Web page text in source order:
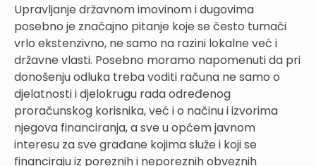
Upravljanje državnom imovinom i dugovima
posebno je značajno pitanje koje se često tumači
vrlo ekstenzivno, ne samo na razini lokalne već i
državne vlasti. Posebno moramo napomenuti da pri
donošenju odluka treba voditi računa ne samo o
djelatnosti i djelokrugu rada određenog
proračunskog korisnika, već i o načinu i izvorima
njegova financiranja, a sve u općem javnom
interesu za sve građane kojima služe i koji se
financiraju iz poreznih i neporeznih obveznih